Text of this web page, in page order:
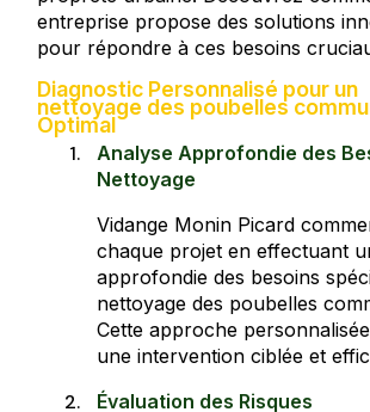
entreprise propose des solutions
pour répondre à ces besoins
Diagnostic Personnalisé pour un
nettoyage des poubelles
Optimal
Analyse Approfondie des
Nettoyage
Vidange Monin Picard
chaque projet en effectuant
approfondie des besoins
nettoyage des poubelles
Cette approche
une intervention ciblée et
Évaluation des Risques